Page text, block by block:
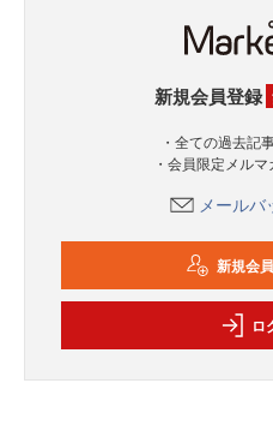
新規会員登録
・全ての過去記
・会員限定メル
メール
新規会
ロ